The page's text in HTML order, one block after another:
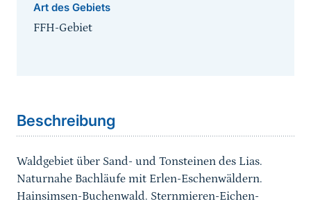
Art des Gebiets
FFH-Gebiet
Beschreibung
Waldgebiet über Sand- und Tonsteinen des Lias.
Naturnahe Bachläufe mit Erlen-Eschenwäldern.
Hainsimsen-Buchenwald. Sternmieren-Eichen-